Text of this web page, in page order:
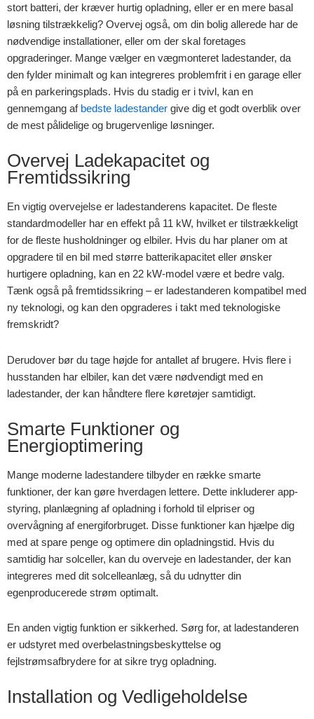
stort batteri, der kræver hurtig opladning, eller er en mere basal
løsning tilstrækkelig? Overvej også, om din bolig allerede har de
nødvendige installationer, eller om der skal foretages
opgraderinger. Mange vælger en vægmonteret ladestander, da
den fylder minimalt og kan integreres problemfrit i en garage eller
på en parkeringsplads. Hvis du stadig er i tvivl, kan en
gennemgang af bedste ladestander give dig et godt overblik over
de mest pålidelige og brugervenlige løsninger.
Overvej Ladekapacitet og
Fremtidssikring
En vigtig overvejelse er ladestanderens kapacitet. De fleste
standardmodeller har en effekt på 11 kW, hvilket er tilstrækkeligt
for de fleste husholdninger og elbiler. Hvis du har planer om at
opgradere til en bil med større batterikapacitet eller ønsker
hurtigere opladning, kan en 22 kW-model være et bedre valg.
Tænk også på fremtidssikring – er ladestanderen kompatibel med
ny teknologi, og kan den opgraderes i takt med teknologiske
fremskridt?
Derudover bør du tage højde for antallet af brugere. Hvis flere i
husstanden har elbiler, kan det være nødvendigt med en
ladestander, der kan håndtere flere køretøjer samtidigt.
Smarte Funktioner og
Energioptimering
Mange moderne ladestandere tilbyder en række smarte
funktioner, der kan gøre hverdagen lettere. Dette inkluderer app-
styring, planlægning af opladning i forhold til elpriser og
overvågning af energiforbruget. Disse funktioner kan hjælpe dig
med at spare penge og optimere din opladningstid. Hvis du
samtidig har solceller, kan du overveje en ladestander, der kan
integreres med dit solcelleanlæg, så du udnytter din
egenproducerede strøm optimalt.
En anden vigtig funktion er sikkerhed. Sørg for, at ladestanderen
er udstyret med overbelastningsbeskyttelse og
fejlstrømsafbrydere for at sikre tryg opladning.
Installation og Vedligeholdelse